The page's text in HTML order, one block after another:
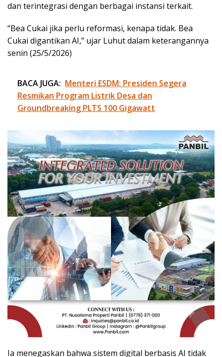
dan terintegrasi dengan berbagai instansi terkait.
“Bea Cukai jika perlu reformasi, kenapa tidak. Bea
Cukai digantikan AI,” ujar Luhut dalam keterangannya
senin (25/5/2026)
BACA JUGA: Menteri ESDM: Presiden Segera
Resmikan Program Listrik Desa dan
Groundbreaking PLTS 100 Gigawatt
Ia menegaskan bahwa sistem digital berbasis AI tidak